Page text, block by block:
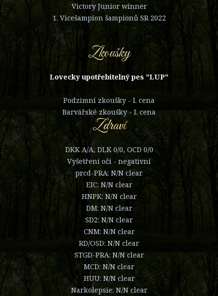
Victory Junior winner
1. Vicešampion šampionů SR 2022
Zkoušky
Lovecky upotřebitelný pes "LUP"
Podzimní zkoušky - I. cena
Barvářské zkoušky - I. cena
Zdraví
DKK A/A, DLK 0/0, OCD 0/0
Vyšetření očí - negativní
prcd-PRA: N/N clear
EIC: N/N clear
HNPK: N/N clear
DM: N/N clear
SD2: N/N clear
CNM: N/N clear
RD/OSD: N/N clear
STGD-PRA: N/N clear
MCD: N/N clear
HUU: N/N clear
Narkolepsie: N/N clear